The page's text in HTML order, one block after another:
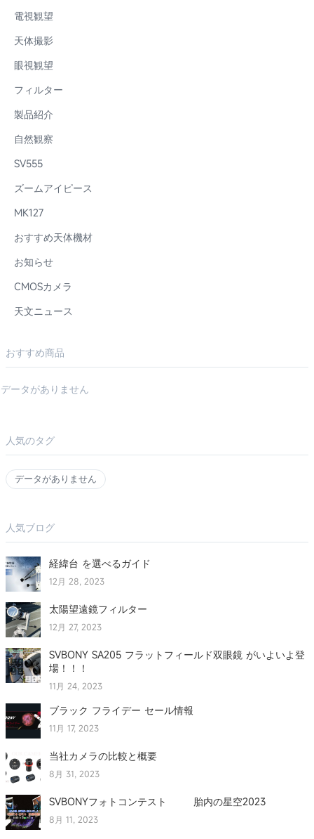
電視観望
天体撮影
眼視観望
フィルター
製品紹介
自然観察
SV555
ズームアイピース
MK127
おすすめ天体機材
お知らせ
CMOSカメラ
天文ニュース
おすすめ商品
データがありません
人気のタグ
データがありません
人気ブログ
経緯台 を選べるガイド
12月 28, 2023
太陽望遠鏡フィルター
12月 27, 2023
SVBONY SA205 フラットフィールド双眼鏡 がいよいよ登
場！！！
11月 24, 2023
ブラック フライデー セール情報
11月 17, 2023
当社カメラの比較と概要
8月 31, 2023
SVBONYフォトコンテスト 胎内の星空2023
8月 11, 2023